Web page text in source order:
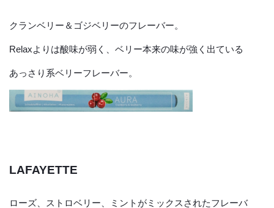
クランベリー＆ゴジベリーのフレーバー。
Relaxよりは酸味が弱く、ベリー本来の味が強く出ている
あっさり系ベリーフレーバー。
LAFAYETTE
ローズ、ストロベリー、ミントがミックスされたフレーバ